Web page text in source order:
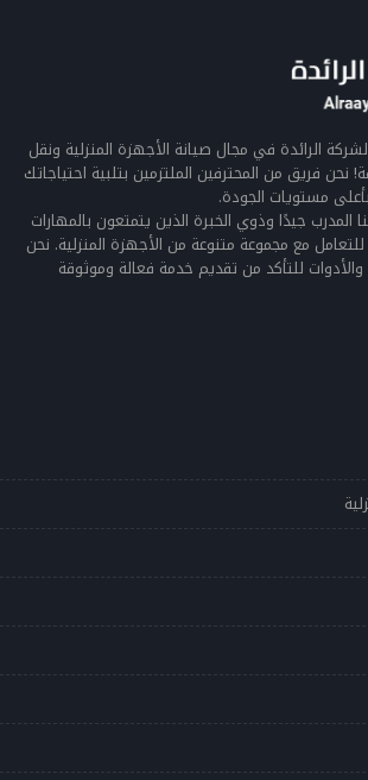
الرائدة في مجال صيانة الأجهزة المنزلية ونقل
فريق من المحترفين الملتزمين بتلبية احتياجاتك
مستويات الجودة.
المدرب جيدًا وذوي الخبرة الذين يتمتعون بالمهارات
للتعامل مع مجموعة متنوعة من الأجهزة المنزلية. نحن
للتأكد من تقديم خدمة فعالة وموثوقة